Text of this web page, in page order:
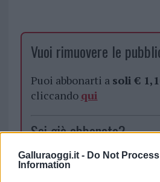
Galluraoggi.it - Do Not
Information
Vuoi rimuovere le
Puoi abbonarti a soli €
cliccando qui
Sei già abbonato?
Puoi effettuare l'accesso